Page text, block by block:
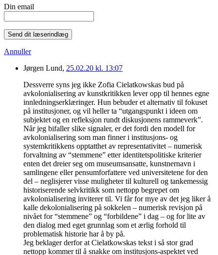
Din email
Send dit læserindlæg
Annuller
Jørgen Lund, 25.02.20 kl. 13:07
Dessverre syns jeg ikke Zofia Cielatkowskas bud på
avkolonialisering av kunstkritikken lever opp til hennes egne
innledningserklæringer. Hun bebuder et alternativ til fokuset
på institusjoner, og vil heller ta “utgangspunkt i ideen om
subjektet og en refleksjon rundt diskusjonens rammeverk”.
Når jeg bifaller slike signaler, er det fordi den modell for
avkolonialisering som man finner i institusjons- og
systemkritikkens opptatthet av representativitet – numerisk
forvaltning av “stemmene” etter identitetspolitiske kriterier
enten det dreier seg om museumsansatte, kunstnernavn i
samlingene eller pensumforfattere ved universitetene for den
del – neglisjerer visse muligheter til kulturell og tankemessig
historiserende selvkritikk som nettopp begrepet om
avkolonialisering inviterer til. Vi får for mye av det jeg liker å
kalle dekolonialisering på sokkelen – numerisk revisjon på
nivået for “stemmene” og “forbildene” i dag – og for lite av
den dialog med eget grunnlag som et ærlig forhold til
problematisk historie har å by på.
Jeg beklager derfor at Cielatkowskas tekst i så stor grad
nettopp kommer til å snakke om institusjons-aspektet ved